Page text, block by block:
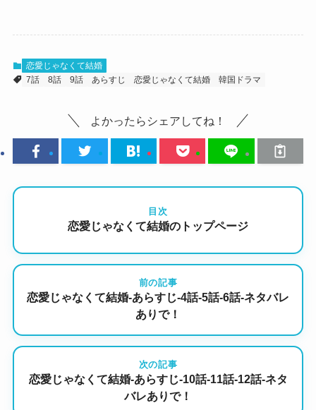
恋愛じゃなくて結婚
7話
8話 9話 あらすじ 恋愛じゃなくて結婚 韓国ドラマ
よかったらシェアしてね！
目次
恋愛じゃなくて結婚のトップページ
前の記事
恋愛じゃなくて結婚-あらすじ-4話-5話-6話-ネタバレ
ありで！
次の記事
恋愛じゃなくて結婚-あらすじ-10話-11話-12話-ネタ
バレありで！